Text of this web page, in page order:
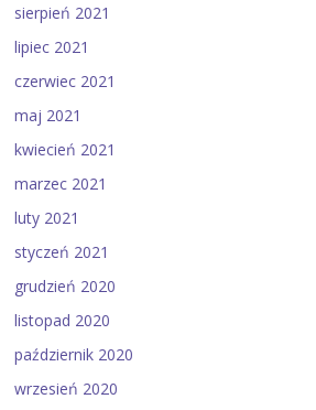
sierpień 2021
lipiec 2021
czerwiec 2021
maj 2021
kwiecień 2021
marzec 2021
luty 2021
styczeń 2021
grudzień 2020
listopad 2020
październik 2020
wrzesień 2020